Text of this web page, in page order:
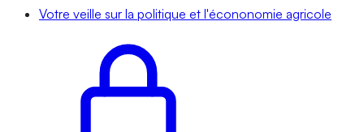
Votre veille sur la politique et l'écononomie agricole